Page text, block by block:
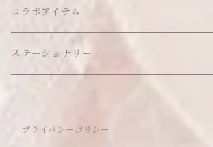
カードケース
その他
あこがれシリーズ
福音シリーズ
おもちゃ
コラボアイテム
はるぽんの愛のつづき♡はるぽん生誕祭2026
ステーショナリー
プライバシーポリシー